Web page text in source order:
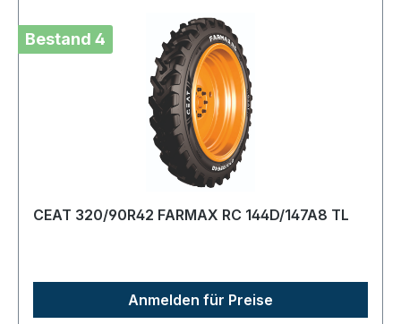
Bestand 4
CEAT 320/90R42 FARMAX RC 144D/147A8 TL
Anmelden für Preise